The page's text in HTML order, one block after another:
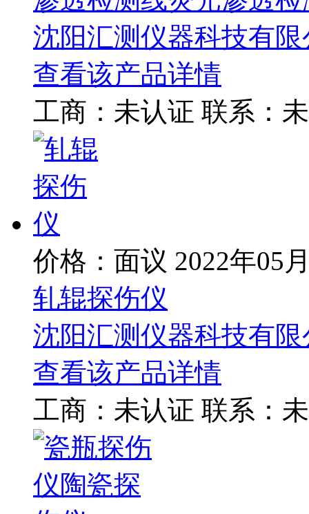
沈阳汇测仪器科技有限
查看该产品详情
工商： 未认证 联系：
价格：面议 2022年05
轧辊探伤仪
沈阳汇测仪器科技有限
查看该产品详情
工商： 未认证 联系：